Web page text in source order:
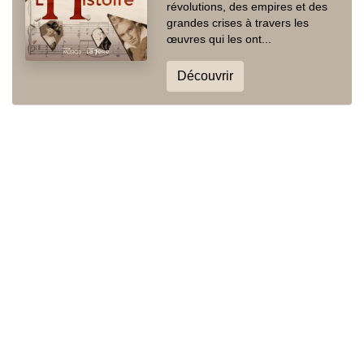
révolutions, des empires et des
grandes crises à travers les
œuvres qui les ont...
Découvrir